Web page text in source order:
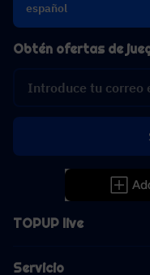
español
TOPUP live
Servicio
Obtén ofertas de